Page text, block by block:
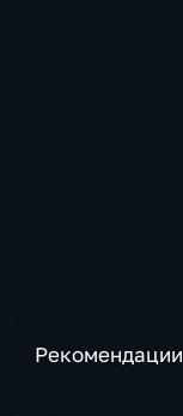
Рекомендации